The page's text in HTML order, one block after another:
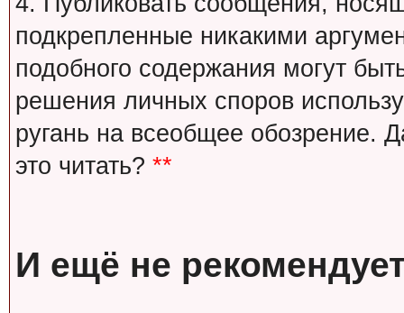
подкрепленные никакими
подобного содержания могут
решения личных споров
ругань на всеобщее обозрение.
это читать? **
И ещё не